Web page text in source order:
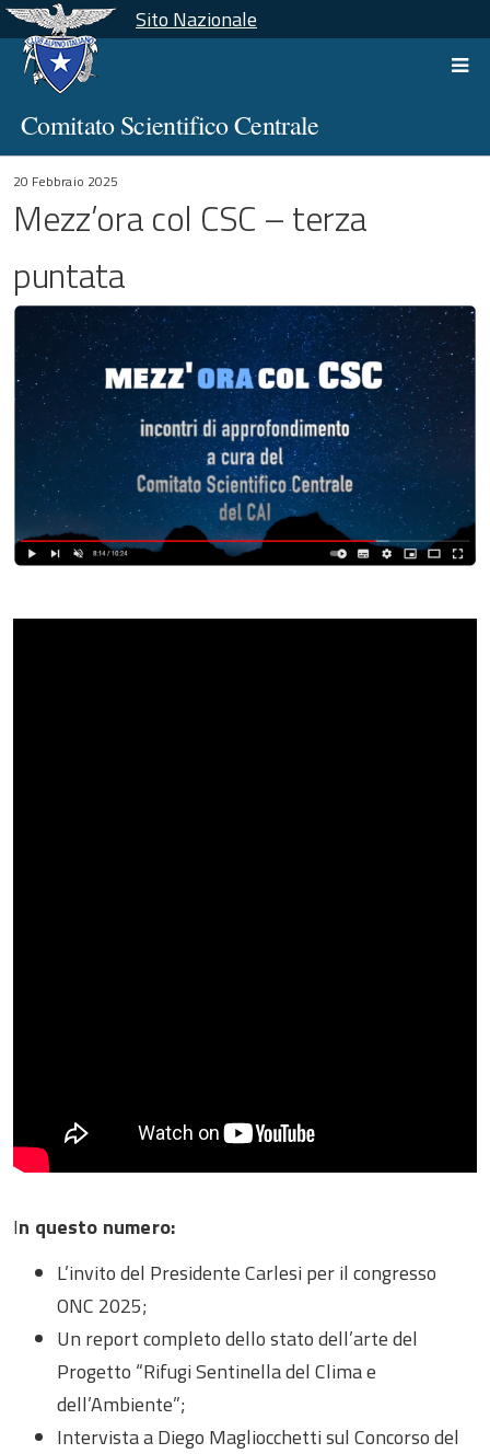
Sito Nazionale
Comitato Scientifico Centrale
20 Febbraio 2025
Mezz’ora col CSC – terza
puntata
In questo numero:
L’invito del Presidente Carlesi per il congresso
ONC 2025;
Un report completo dello stato dell’arte del
Progetto “Rifugi Sentinella del Clima e
dell’Ambiente”;
Intervista a Diego Magliocchetti sul Concorso del